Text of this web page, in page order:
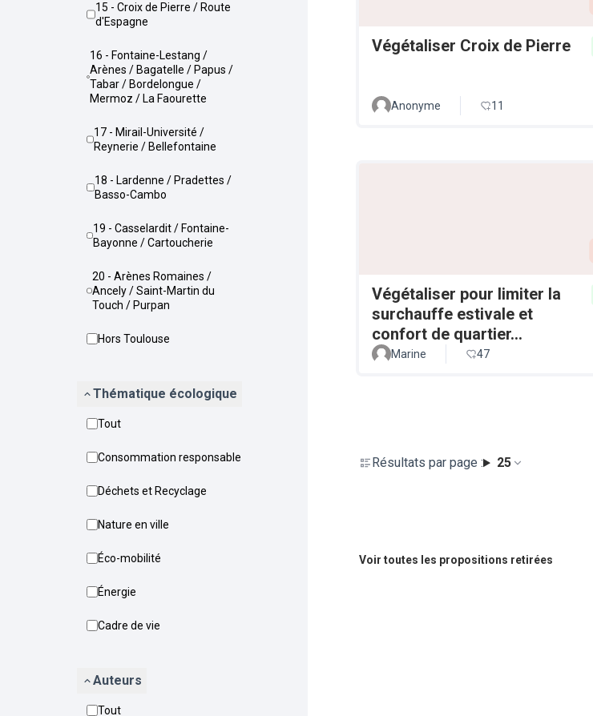
15 - Croix de Pierre / Route
d'Espagne
16 - Fontaine-Lestang /
Arènes / Bagatelle / Papus /
Tabar / Bordelongue /
Mermoz / La Faourette
17 - Mirail-Université /
Reynerie / Bellefontaine
18 - Lardenne / Pradettes /
Basso-Cambo
19 - Casselardit / Fontaine-
Bayonne / Cartoucherie
20 - Arènes Romaines /
Ancely / Saint-Martin du
Touch / Purpan
Hors Toulouse
Thématique écologique
Tout
Consommation responsable
Déchets et Recyclage
Nature en ville
Éco-mobilité
Énergie
Cadre de vie
Auteurs
Tout
Végétaliser Croix de Pierre
Anonyme 11
Végétaliser pour limiter la
surchauffe estivale et
confort de quartier...
Marine 47
Résultats par page : 25
Voir toutes les propositions retirées